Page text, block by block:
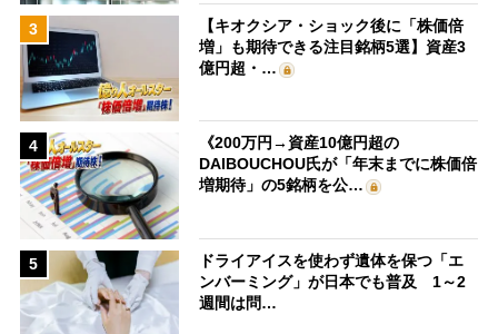
3
【キオクシア・ショック後に「株価倍
増」も期待できる注目銘柄5選】資産3
億円超・…
4
《200万円→資産10億円超の
DAIBOUCHOU氏が「年末までに株価倍
増期待」の5銘柄を公…
5
ドライアイスを使わず遺体を保つ「エ
ンバーミング」が日本でも普及 1～2
週間は問…